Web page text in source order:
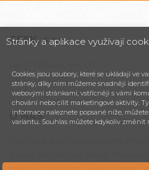
CESK,s.r.o.
Brno - Maloměřice
Česká republika
O NÁS
Stránky a aplikace využívají
Cookies jsou soubory, které se ukládají ve
stránky, díky nim můžeme snadněji
webovými stránkami, vstřícněji s vámi
chování nebo cílit marketingové aktivity.
informace naleznete popsané níže,
variantu. Souhlas můžete kdykoliv změnit